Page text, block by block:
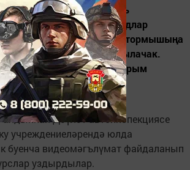
кагыйдә бозучы яшь
максатыннан рейдлар
"Тукта, синең тормышыңа
карточкалар тутырылачак.
машинада йөртү дә аерым
алдыннан Дәүләт автоинспекциясе
учреждениеләрендә юлда
буенча видеомәгълүмат файдаланып
уздырдылар.